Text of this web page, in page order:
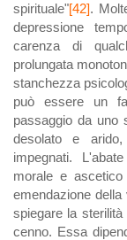
spirituale"[42].
depressione
carenza di
prolungata
stanchezza
può essere un
passaggio da uno
desolato e
impegnati.
morale e
emendazione
spiegare la
cenno. Essa